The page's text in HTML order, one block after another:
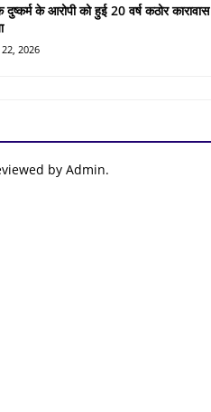
दुष्कर्म के आरोपी को हुई 20 वर्ष कठोर कारावास
22, 2026
by Admin.